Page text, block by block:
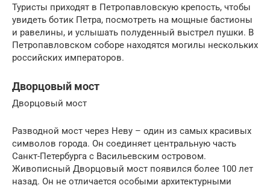
Туристы приходят в Петропавловскую крепость, чтобы
увидеть ботик Петра, посмотреть на мощные бастионы
и равелины, и услышать полуденный выстрел пушки. В
Петропавловском соборе находятся могилы нескольких
российских императоров.
Дворцовый мост
Дворцовый мост
Разводной мост через Неву – один из самых красивых
символов города. Он соединяет центральную часть
Санкт-Петербурга с Васильевским островом.
Живописный Дворцовый мост появился более 100 лет
назад. Он не отличается особыми архитектурными